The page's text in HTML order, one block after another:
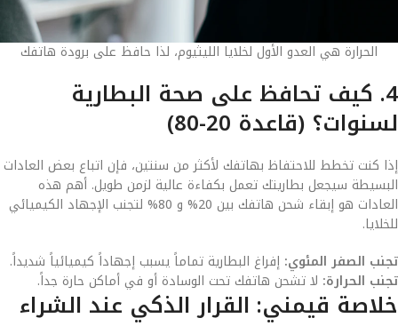
الحرارة هي العدو الأول لخلايا الليثيوم، لذا حافظ على برودة هاتفك
4. كيف تحافظ على صحة البطارية
لسنوات؟ (قاعدة 20-80)
إذا كنت تخطط للاحتفاظ بهاتفك لأكثر من سنتين، فإن اتباع بعض العادات
البسيطة سيجعل بطاريتك تعمل بكفاءة عالية لزمن طويل. أهم هذه
العادات هو إبقاء شحن هاتفك بين 20% و 80% لتجنب الإجهاد الكيميائي
للخلايا.
تجنب الصفر المئوي: إفراغ البطارية تماماً يسبب إجهاداً كيميائياً شديداً.
تجنب الحرارة: لا تشحن هاتفك تحت الوسادة أو في أماكن حارة جداً.
خلاصة قيمني: القرار الذكي عند الشراء